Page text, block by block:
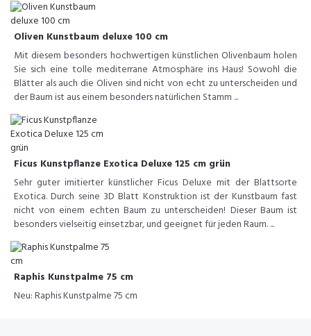
Oliven Kunstbaum deluxe 100 cm
Mit diesem besonders hochwertigen künstlichen Olivenbaum holen
Sie sich eine tolle mediterrane Atmosphäre ins Haus! Sowohl die
Blätter als auch die Oliven sind nicht von echt zu unterscheiden und
der Baum ist aus einem besonders natürlichen Stamm ...
Ficus Kunstpflanze Exotica Deluxe 125 cm grün
Sehr guter imitierter künstlicher Ficus Deluxe mit der Blattsorte
Exotica. Durch seine 3D Blatt Konstruktion ist der Kunstbaum fast
nicht von einem echten Baum zu unterscheiden! Dieser Baum ist
besonders vielseitig einsetzbar, und geeignet für jeden Raum. ...
Raphis Kunstpalme 75 cm
Neu: Raphis Kunstpalme 75 cm